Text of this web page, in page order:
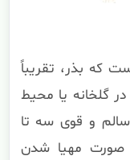
که بذر، تقریباً
گلخانه یا محیط
و قوی سه تا
صورت مهیا شدن